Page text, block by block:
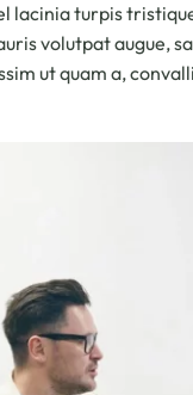
lacinia turpis
volutpat augue,
ut quam a,